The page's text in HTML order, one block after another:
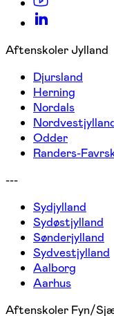
Aftenskoler Jylland
Djursland
Herning
Nordals
Odder
Randers-
---
Sydjylland
Sydøstjylland
Sønderjylland
Sydvestjylland
Aalborg
Aarhus
Aftenskoler Fyn/